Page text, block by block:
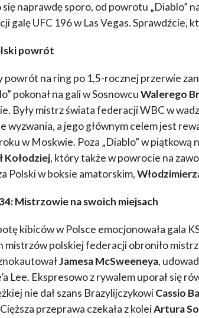
się naprawdę sporo, od powrotu „Diablo”
galę UFC 196 w Las Vegas. Sprawdźcie,
powrót
powrót na ring po 1,5-rocznej przerwie
pokonał na gali w SosnowcuWalerego
Były mistrz świata federacji WBC w
wyzwania, a jego głównym celem jest
w Moskwie. Poza „Diablo” w piątkową
Kołodziej, który także w powrocie na
Polski w boksie amatorskim,
Mistrzowie na swoich miejsach
kibiców w Polsce emocjonowała gala
mistrzów polskiej federacji obroniło
Jamesa McSweeneya,
Lee. Ekspresowo z rywalem uporał się
nie dał szans BrazylijczykowiCassio
przeprawa czekała z koleiArtura